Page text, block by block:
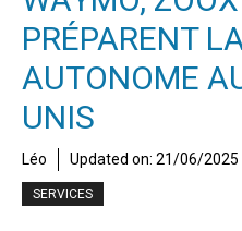
PRÉPARENT
AUTONOME
UNIS
Léo Updated on: 21/06/2025
SERVICES